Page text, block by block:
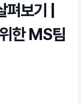
|
한 MS팀